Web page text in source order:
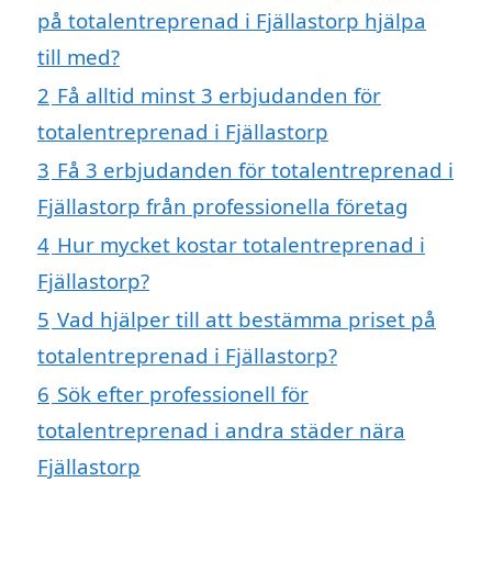
på totalentreprenad i Fjällastorp hjälpa
till med?
2 Få alltid minst 3 erbjudanden för
totalentreprenad i Fjällastorp
3 Få 3 erbjudanden för totalentreprenad i
Fjällastorp från professionella företag
4 Hur mycket kostar totalentreprenad i
Fjällastorp?
5 Vad hjälper till att bestämma priset på
totalentreprenad i Fjällastorp?
6 Sök efter professionell för
totalentreprenad i andra städer nära
Fjällastorp